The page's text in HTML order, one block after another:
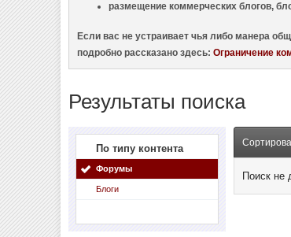
размещение коммерческих блогов,
Если вас не устраивает чья либо манера
подробно рассказано здесь:Ограничение
Результаты поиска
По типу контента
Форумы
Блоги
Поиск не